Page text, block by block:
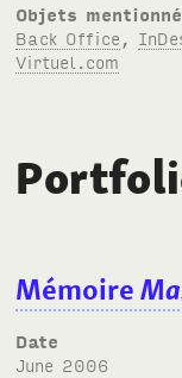
Objets
Back Office
Virtuel.com
Mémoire
Date
June 2006